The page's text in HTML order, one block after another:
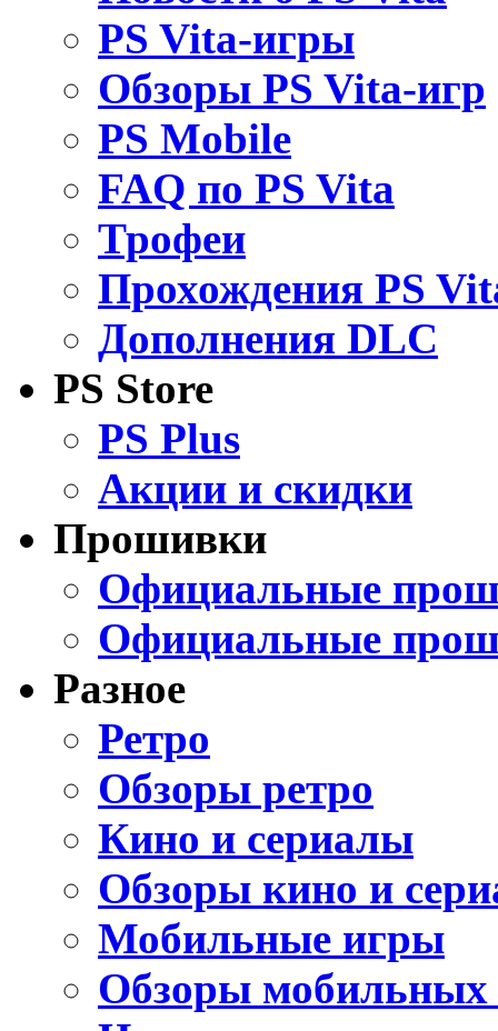
PS Vita-игры
Обзоры PS Vita-игр
PS Mobile
FAQ по PS Vita
Трофеи
Прохождения PS
Дополнения DLC
PS Store
PS Plus
Акции и скидки
Прошивки
Официальные
Официальные
Разное
Ретро
Обзоры ретро
Кино и сериалы
Обзоры кино и
Мобильные игры
Обзоры мобильных